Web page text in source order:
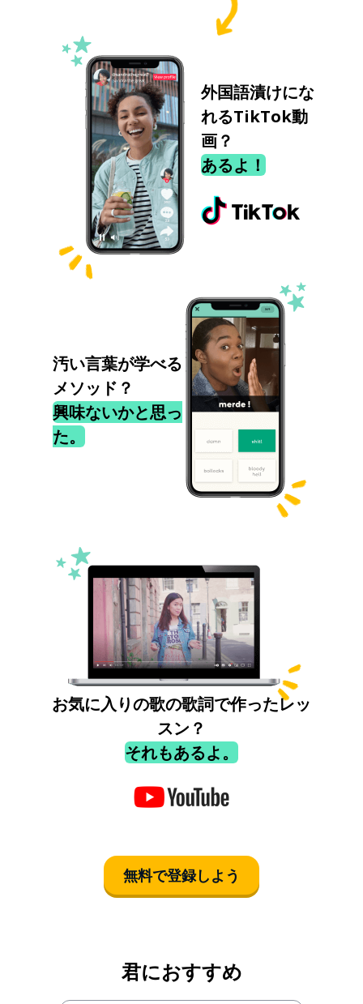
外国語漬けにな
れるTikTok動
画？
あるよ！
汚い言葉が学べる
メソッド？
興味ないかと思っ
た。
お気に入りの歌の歌詞で作ったレッ
スン？
それもあるよ。
無料で登録しよう
君におすすめ